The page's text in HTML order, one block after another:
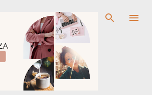
la conținutul principal